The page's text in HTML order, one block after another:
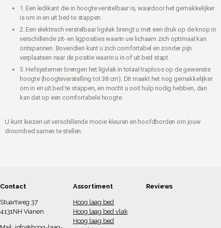
1. Een ledikant die in hoogte verstelbaar is, waardoor het gemakkelijker
is om in en uit bed te stappen.
2. Een elektrisch verstelbaar ligvlak brengt u met een druk op de knop in
verschillende zit- en ligposities waarin uw lichaam zich optimaal kan
ontspannen. Bovendien kunt u zich comfortabel en zonder pijn
verplaatsen naar de positie waarin u in of uit bed stapt.
3. Hefsystemen brengen het ligvlak in totaal traploos op de gewenste
hoogte (hoogteverstelling tot 38 cm). Dit maakt het nog gemakkelijker
om in en uit bed te stappen, en mocht u ooit hulp nodig hebben, dan
kan dat op een comfortabele hoogte.
U kunt kiezen uit verschillende mooie kleuren en hoofdborden om jouw
droombed samen te stellen.
Contact
Stuartweg 37
4131NH Vianen
Assortiment
Hoog laag bed
Hoog laag bed vlak
Hoog laag bed
Reviews